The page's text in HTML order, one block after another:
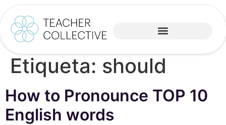
Etiqueta: should
How to Pronounce TOP 10
English words